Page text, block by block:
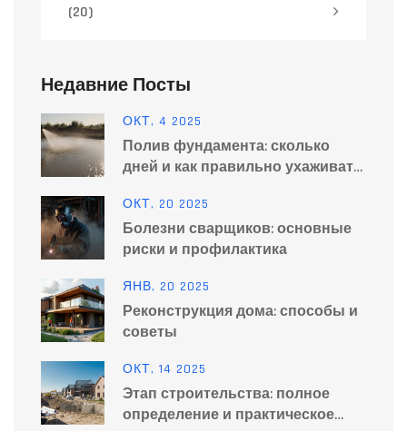
(20)
Недавние Посты
ОКТ, 4 2025
Полив фундамента: сколько
дней и как правильно ухаживать
ОКТ, 20 2025
Болезни сварщиков: основные
риски и профилактика
ЯНВ, 20 2025
Реконструкция дома: способы и
советы
ОКТ, 14 2025
Этап строительства: полное
определение и практическое